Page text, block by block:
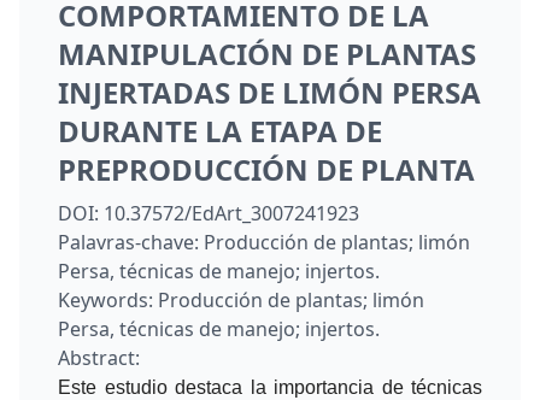
COMPORTAMIENTO DE LA
MANIPULACIÓN DE PLANTAS
INJERTADAS DE LIMÓN PERSA
DURANTE LA ETAPA DE
PREPRODUCCIÓN DE PLANTA
DOI: 10.37572/EdArt_3007241923
Palavras-chave: Producción de plantas; limón
Persa, técnicas de manejo; injertos.
Keywords: Producción de plantas; limón
Persa, técnicas de manejo; injertos.
Abstract:
Este estudio destaca la importancia de técnicas